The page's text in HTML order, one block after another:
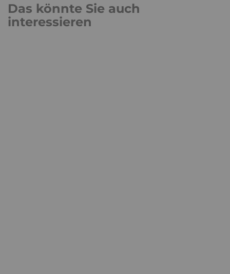
Das könnte Sie auch
interessieren